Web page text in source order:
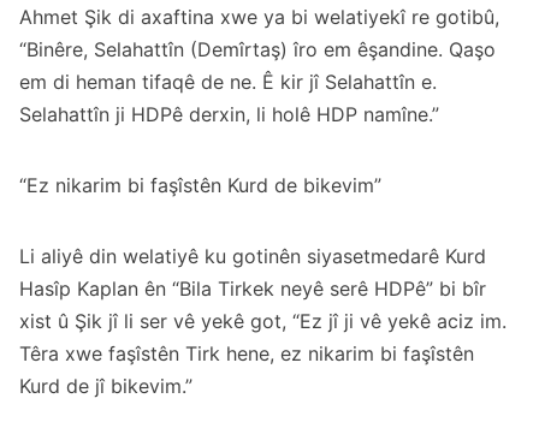
Ahmet Şik di axaftina xwe ya bi welatiyekî re gotibû,
“Binêre, Selahattîn (Demîrtaş) îro em êşandine. Qaşo
em di heman tifaqê de ne. Ê kir jî Selahattîn e.
Selahattîn ji HDPê derxin, li holê HDP namîne.”
“Ez nikarim bi faşîstên Kurd de bikevim”
Li aliyê din welatiyê ku gotinên siyasetmedarê Kurd
Hasîp Kaplan ên “Bila Tirkek neyê serê HDPê” bi bîr
xist û Şik jî li ser vê yekê got, “Ez jî ji vê yekê aciz im.
Têra xwe faşîstên Tirk hene, ez nikarim bi faşîstên
Kurd de jî bikevim.”